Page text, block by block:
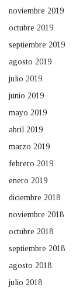
noviembre 2019
octubre 2019
septiembre 2019
agosto 2019
julio 2019
junio 2019
mayo 2019
abril 2019
marzo 2019
febrero 2019
enero 2019
diciembre 2018
noviembre 2018
octubre 2018
septiembre 2018
agosto 2018
julio 2018